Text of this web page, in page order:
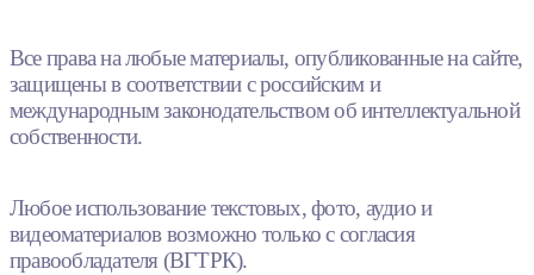
Все права на любые материалы, опубликованные на сайте,
защищены в соответствии с российским и
международным законодательством об интеллектуальной
собственности.
Любое использование текстовых, фото, аудио и
видеоматериалов возможно только с согласия
правообладателя (ВГТРК).